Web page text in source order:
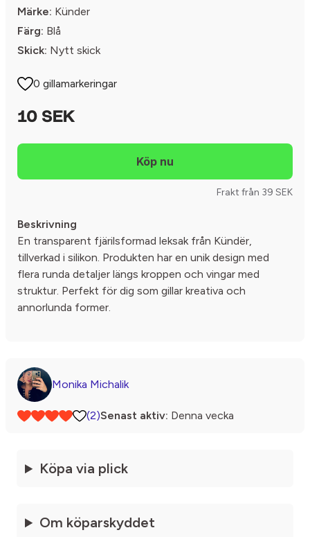
Märke: Künder
Färg: Blå
Skick: Nytt skick
0 gillamarkeringar
10 SEK
Frakt från 39 SEK
Beskrivning
En transparent fjärilsformad leksak från Kündër,
tillverkad i silikon. Produkten har en unik design med
flera runda detaljer längs kroppen och vingar med
struktur. Perfekt för dig som gillar kreativa och
annorlunda former.
Monika Michalik
(2)Senast aktiv: Denna vecka
Köpa via plick
Om köparskyddet